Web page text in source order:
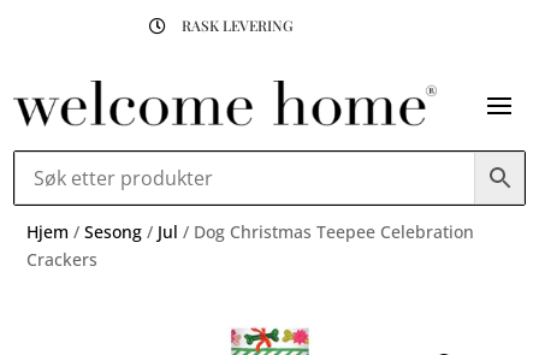
 RASK LEVERING
Hjem /Sesong / Jul / Dog Christmas Teepee Celebration
Crackers